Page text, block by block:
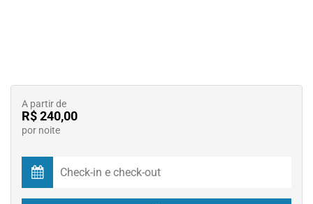
A partir de
R$ 240,00
por noite